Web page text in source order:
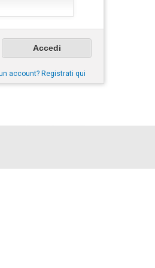
account? Registrati qui